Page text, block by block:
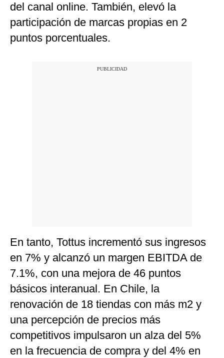
del canal online. También, elevó la
participación de marcas propias en 2
puntos porcentuales.
En tanto, Tottus incrementó sus ingresos
en 7% y alcanzó un margen EBITDA de
7.1%, con una mejora de 46 puntos
básicos interanual. En Chile, la
renovación de 18 tiendas con más m2 y
una percepción de precios más
competitivos impulsaron un alza del 5%
en la frecuencia de compra y del 4% en